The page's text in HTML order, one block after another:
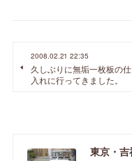
2008.02.21 22:35
久しぶりに無垢一枚板の仕
入れに行ってきました。